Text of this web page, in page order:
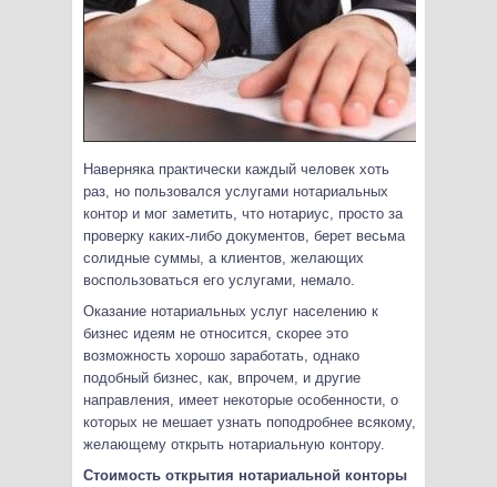
Наверняка практически каждый человек хоть
раз, но пользовался услугами нотариальных
контор и мог заметить, что нотариус, просто за
проверку каких-либо документов, берет весьма
солидные суммы, а клиентов, желающих
воспользоваться его услугами, немало.
Оказание нотариальных услуг населению к
бизнес идеям не относится, скорее это
возможность хорошо заработать, однако
подобный бизнес, как, впрочем, и другие
направления, имеет некоторые особенности, о
которых не мешает узнать поподробнее всякому,
желающему открыть нотариальную контору.
Стоимость открытия нотариальной конторы